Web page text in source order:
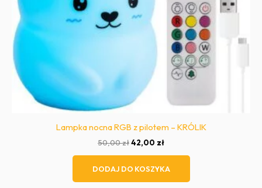
Lampka nocna RGB z pilotem – KRÓLIK
50,00złPierwotna
50,00 zł.
42,00 złAktualna
42,00 zł.
DODAJ DO KOSZYKA